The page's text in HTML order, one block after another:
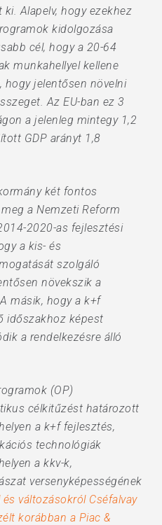
Alapelv, hogy ezekhez
kidolgozása
cél, hogy a 20-64
munkahellyel kellene
hogy jelentősen növelni
Az EU-ban ez 3
a jelenleg mintegy 1,2
GDP arányt 1,8
két fontos
a Nemzeti Reform
2020-as fejlesztési
a kis- és
szolgáló
növekszik a
másik, hogy a k+f
időszakhoz képest
a rendelkezésre álló
(OP)
célkitűzést határozott
a k+f fejlesztés,
technológiák
a kkv-k,
versenyképességének
változásokról Cséfalvay
korábban a Piac &